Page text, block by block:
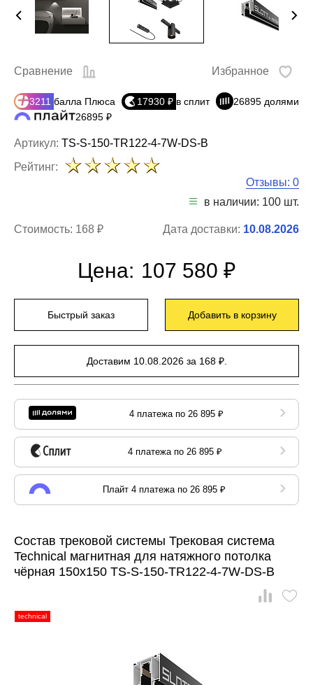
Артикул: TS-S-150-TR122-4-7W-DS-B
Сравнение Избранное
3211 балла Плюса 17930 ₽ в сплит
26895 долями
26895 ₽
Рейтинг:
Отзывы: 0
в наличии: 100 шт.
Стоимость: 168 ₽ Дата доставки: 10.08.2026
Цена: 107 580 ₽
Быстрый заказ Добавить в корзину
Доставим 10.08.2026 за 168 ₽.
4 платежа по 26 895 ₽
4 платежа по 26 895 ₽
Плайт 4 платежа по 26 895 ₽
Состав трековой системы Трековая система
Technical магнитная для натяжного потолка
чёрная 150x150 TS-S-150-TR122-4-7W-DS-B
technical